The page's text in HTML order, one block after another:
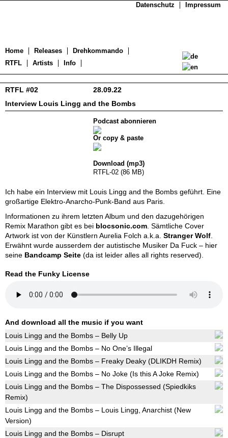
Datenschutz Impressum
Home Releases
Drehkommando
RTFL
Artists Info
28.09.22
RTFL #02
Interview Louis Lingg and the Bombs
Podcast abonnieren
Or copy & paste
Download (mp3)
RTFL-02 (86 MB)
Ich habe ein Interview mit Louis Lingg and the Bombs geführt. Eine
großartige Elektro-Anarcho-Punk-Band aus Paris.
Informationen zu ihrem letzten Album und den dazugehörigen
Remix Marathon gibt es bei blocsonic.com . Sämtliche Cover
Artwork ist von der Künstlern Aurelia Folch a.k.a. Stranger Wolf
Erwähnt wurde ausserdem der autistische Musiker Da Fuck – hier
seine Bandcamp Seite (da ist leider alles all rights reserved).
Read the Funky License
And download all the music if you want
Louis Lingg and the Bombs – Belly Up
Louis Lingg and the Bombs – No One’s Illegal
Louis Lingg and the Bombs – Freaky Deaky (DLIKDH Remix)
Louis Lingg and the Bombs – No Joke (Is this A Joke Remix)
Louis Lingg and the Bombs – The Dispossessed (Spiedkiks
Remix)
Louis Lingg and the Bombs – Louis Lingg, Anarchist (New
Version)
Louis Lingg and the Bombs – Disrupt